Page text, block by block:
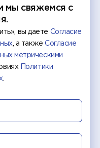
мы свяжемся с
вы даете Согласие
, а такжеСогласие
метрическими
Политики